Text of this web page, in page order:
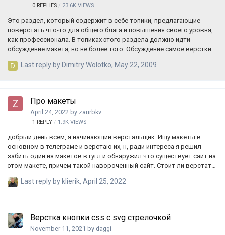
0 REPLIES 23.6K VIEWS
Это раздел, который содержит в себе топики, предлагающие
поверстать что-то для общего блага и повышения своего уровня,
как профессионала. В топиках этого раздела должно идти
обсуждение макета, но не более того. Обсуждение самоё вёрстки
выложить, напишите мне ПМ.
Last reply by Dimitry Wolotko, May 22, 2009
Про макеты
April 24, 2022 by zaurbkv
1 REPLY 1.9K VIEWS
добрый день всем, я начинающий верстальщик. Ищу макеты в
основном в телеграме и верстаю их, н, ради интереса я решил
забить один из макетов в гугл и обнаружил что существует сайт на
этом макете, причем такой навороченный сайт. Стоит ли верстать
Last reply by klierik, April 25, 2022
Верстка кнопки css с svg стрелочкой
November 11, 2021 by daggi